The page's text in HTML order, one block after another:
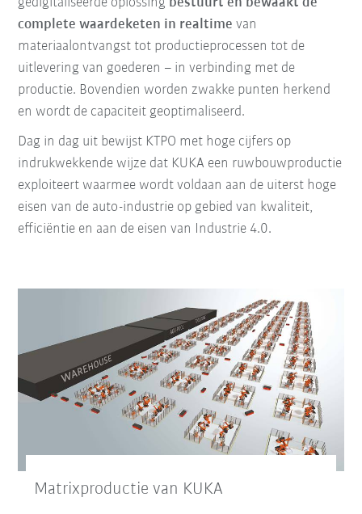
complete waardeketen in realtime van
materiaalontvangst tot productieprocessen tot de
uitlevering van goederen – in verbinding met de
productie. Bovendien worden zwakke punten herkend
en wordt de capaciteit geoptimaliseerd.
Dag in dag uit bewijst KTPO met hoge cijfers op
indrukwekkende wijze dat KUKA een ruwbouwproductie
exploiteert waarmee wordt voldaan aan de uiterst hoge
eisen van de auto-industrie op gebied van kwaliteit,
efficiëntie en aan de eisen van Industrie 4.0.
Matrixproductie van KUKA